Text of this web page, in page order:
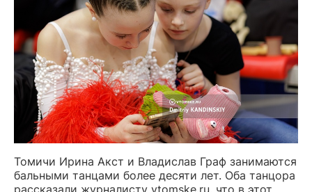
Томичи Ирина Акст и Владислав Граф занимаются
бальными танцами более десяти лет. Оба танцора
рассказали журналисту vtomske.ru, что в этот